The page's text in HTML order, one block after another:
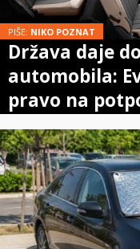
PIŠE: NIKO POZNAT
Država daje
automobila:
pravo na